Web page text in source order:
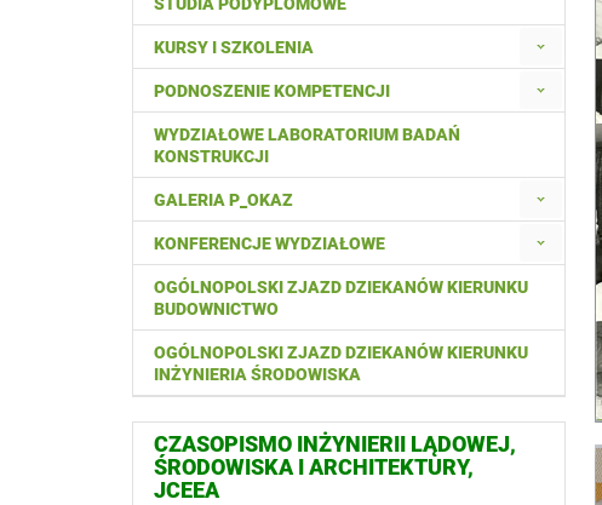
KURSY I SZKOLENIA
PODNOSZENIE KOMPETENCJI
WYDZIAŁOWE LABORATORIUM BADAŃ
KONSTRUKCJI
GALERIA P_OKAZ
KONFERENCJE WYDZIAŁOWE
OGÓLNOPOLSKI ZJAZD DZIEKANÓW KIERUNKU
BUDOWNICTWO
OGÓLNOPOLSKI ZJAZD DZIEKANÓW KIERUNKU
INŻYNIERIA ŚRODOWISKA
CZASOPISMO INŻYNIERII LĄDOWEJ,
ŚRODOWISKA I ARCHITEKTURY,
JCEEA